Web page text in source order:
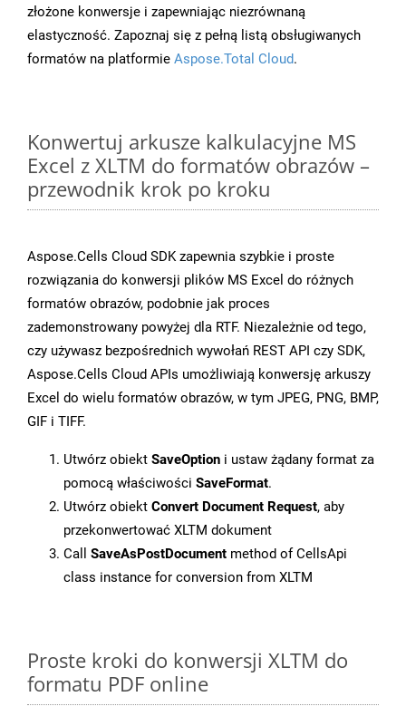
złożone konwersje i zapewniając niezrównaną
elastyczność. Zapoznaj się z pełną listą obsługiwanych
formatów na platformie Aspose.Total Cloud.
Konwertuj arkusze kalkulacyjne MS
Excel z XLTM do formatów obrazów –
przewodnik krok po kroku
Aspose.Cells Cloud SDK zapewnia szybkie i proste
rozwiązania do konwersji plików MS Excel do różnych
formatów obrazów, podobnie jak proces
zademonstrowany powyżej dla RTF. Niezależnie od tego,
czy używasz bezpośrednich wywołań REST API czy SDK,
Aspose.Cells Cloud APIs umożliwiają konwersję arkuszy
Excel do wielu formatów obrazów, w tym JPEG, PNG, BMP,
GIF i TIFF.
Utwórz obiekt SaveOption i ustaw żądany format za
pomocą właściwości SaveFormat.
Utwórz obiekt Convert Document Request, aby
przekonwertować XLTM dokument
Call SaveAsPostDocument method of CellsApi
class instance for conversion from XLTM
Proste kroki do konwersji XLTM do
formatu PDF online